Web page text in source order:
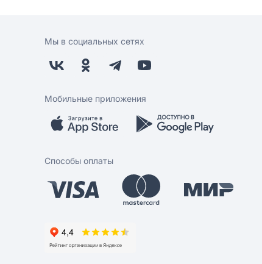
Мы в социальных сетях
Мобильные приложения
Способы оплаты